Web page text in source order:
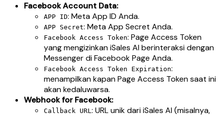
Facebook Account Data:
APP ID: Meta App ID Anda.
APP Secret: Meta App Secret Anda.
Facebook Access Token: Page Access Token
yang mengizinkan iSales AI berinteraksi dengan
Messenger di Facebook Page Anda.
Facebook Access Token Expiration:
menampilkan kapan Page Access Token saat ini
akan kedaluwarsa.
Webhook for Facebook:
Callback URL: URL unik dari iSales AI (misalnya,